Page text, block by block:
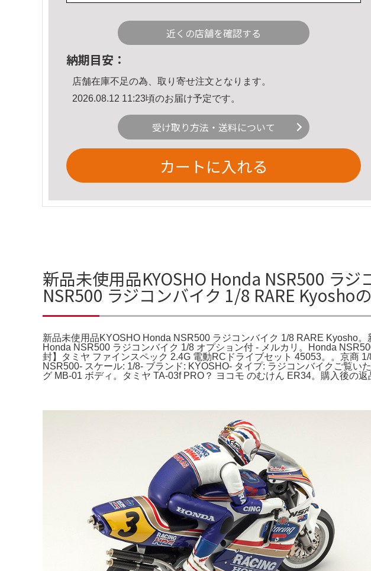
近くの店舗を確認する
納期目安：
店舗在庫不足の為、取り寄せ注文となります。
2026.08.12 11:23頃のお届け予定です。
受け取り方法・送料について
カートに入れる
新品未使用品KYOSHO Honda NSR500 ラ
NSR500 ラジコンバイク 1/8 RARE Kyosho
新品未使用品KYOSHO Honda NSR500 ラジコンバイク 1/8 RARE Kyosho
Honda NSR500 ラジコンバイク 1/8 オプション付 - メルカリ。Honda
封】タミヤ ファインスペック 2.4G 電動RCドライブセット 45053。。京商
NSR500- スケール: 1/8- ブランド: KYOSHO- タイプ: ラジコンバイクご覧
グ MB-01 ボディ。タミヤ TA-03f PRO？ ヨコモ のむけん ER34。購入後の